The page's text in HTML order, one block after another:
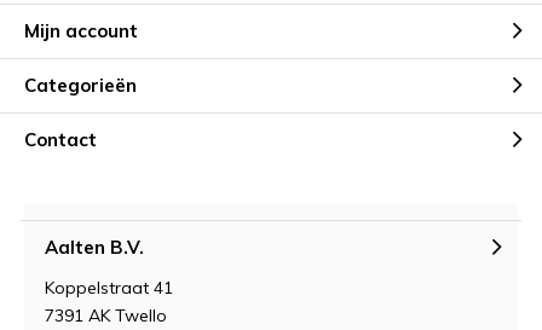
Mijn account
Categorieën
Contact
Aalten B.V.
Koppelstraat 41
7391 AK Twello